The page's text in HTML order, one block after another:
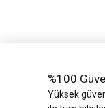
%100
Yüksek